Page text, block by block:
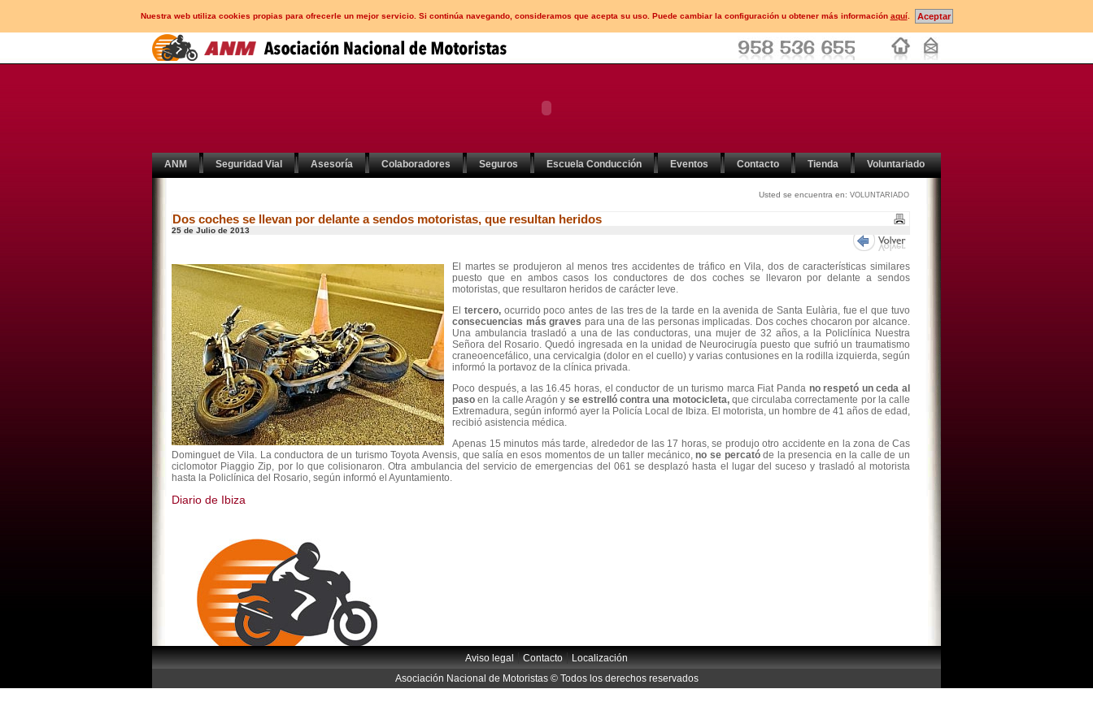
Nuestra web utiliza cookies propias para ofrecerle un mejor servicio. Si continúa navegando, consideramos que acepta su uso. Puede cambiar la configuración u obtener más información aquí.
ANM Seguridad Vial Asesoría Colaboradores Seguros Escuela Conducción Eventos Contacto Tienda Voluntariado
Usted se encuentra en: VOLUNTARIADO
Dos coches se llevan por delante a sendos motoristas, que resultan heridos
25 de Julio de 2013
El martes se produjeron al menos tres accidentes de tráfico en Vila, dos de características similares
puesto que en ambos casos los conductores de dos coches se llevaron por delante a sendos
motoristas, que resultaron heridos de carácter leve.
El tercero,ocurrido poco antes de las tres de la tarde en la avenida de Santa Eulària, fue el que tuvo
consecuencias más graves para una de las personas implicadas. Dos coches chocaron por alcance.
Una ambulancia trasladó a una de las conductoras, una mujer de 32 años, a la Policlínica Nuestra
Señora del Rosario. Quedó ingresada en la unidad de Neurocirugía puesto que sufrió un traumatismo
craneoencefálico, una cervicalgia (dolor en el cuello) y varias contusiones en la rodilla izquierda, según
informó la portavoz de la clínica privada.
Poco después, a las 16.45 horas, el conductor de un turismo marca Fiat Panda no respetó un ceda al
pasoen la calle Aragón y se estrelló contra una motocicleta, que circulaba correctamente por la calle
Extremadura, según informó ayer la Policía Local de Ibiza. El motorista, un hombre de 41 años de edad,
recibió asistencia médica.
Apenas 15 minutos más tarde, alrededor de las 17 horas, se produjo otro accidente en la zona de Cas
Dominguet de Vila. La conductora de un turismo Toyota Avensis, que salía en esos momentos de un taller mecánico,no se percatóde la presencia en la calle de un
ciclomotor Piaggio Zip, por lo que colisionaron. Otra ambulancia del servicio de emergencias del 061 se desplazó hasta el lugar del suceso y trasladó al motorista
hasta la Policlínica del Rosario, según informó el Ayuntamiento.
Diario de Ibiza
Aviso legal|Contacto|Localización
Asociación Nacional de Motoristas © Todos los derechos reservados